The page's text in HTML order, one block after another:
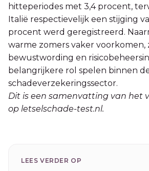
hitteperiodes met 3,4 procent,
Italië respectievelijk een stijging
procent werd geregistreerd.
warme zomers vaker
bewustwording en
belangrijkere rol spelen binnen
schadeverzekeringssector.
Dit is een samenvatting van het
op letselschade-test.nl.
LEES VERDER OP